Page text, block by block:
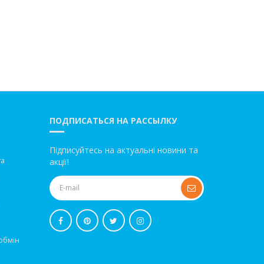
ПОДПИСАТЬСЯ НА РАССЫЛКУ
Підписуйтесь на актуальні новини та
акції!